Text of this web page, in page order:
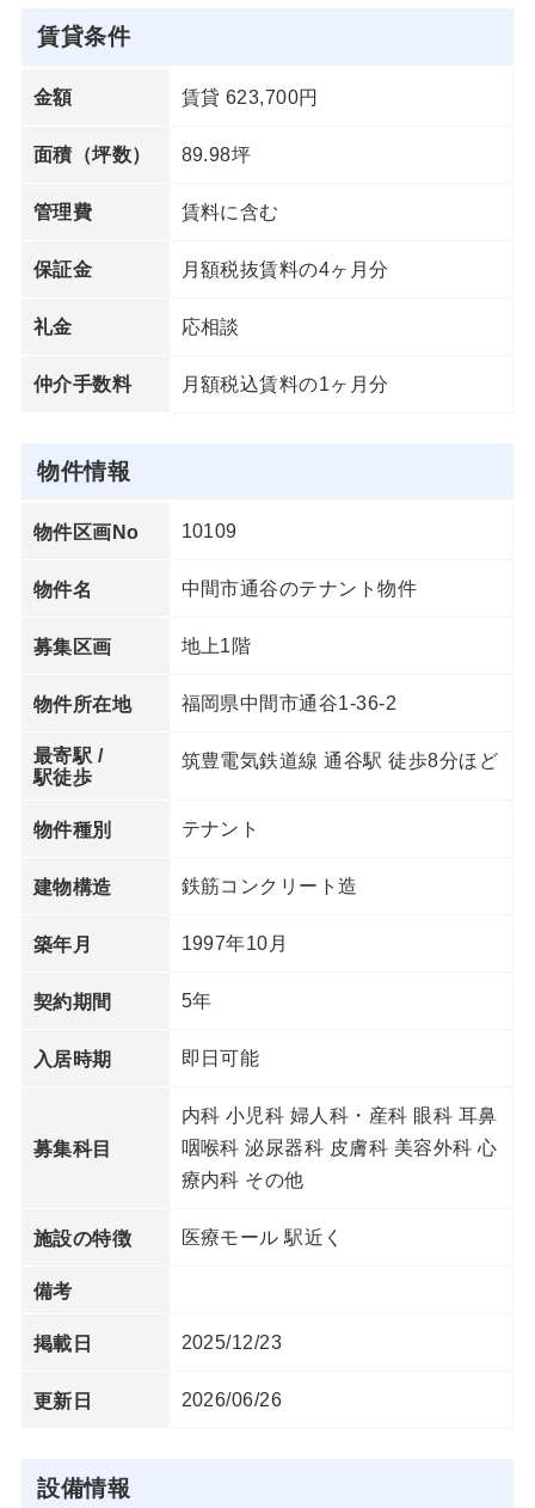
賃貸条件
金額 賃貸 623,700円
面積（坪数） 89.98坪
管理費 賃料に含む
保証金 月額税抜賃料の4ヶ月分
礼金 応相談
仲介手数料 月額税込賃料の1ヶ月分
物件情報
物件区画No 10109
物件名 中間市通谷のテナント物件
募集区画 地上1階
物件所在地 福岡県中間市通谷1-36-2
最寄駅 /
駅徒歩
筑豊電気鉄道線 通谷駅 徒歩8分ほど
物件種別 テナント
建物構造 鉄筋コンクリート造
築年月 1997年10月
契約期間 5年
入居時期 即日可能
募集科目
内科 小児科 婦人科・産科 眼科 耳鼻
咽喉科 泌尿器科 皮膚科 美容外科 心
療内科 その他
施設の特徴 医療モール 駅近く
備考
掲載日 2025/12/23
更新日 2026/06/26
設備情報